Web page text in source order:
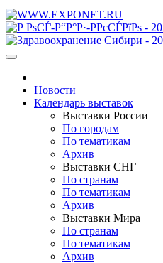
Новости
Календарь выставок
Выставки России
По городам
По тематикам
Архив
Выставки СНГ
По странам
По тематикам
Архив
Выставки Мира
По странам
По тематикам
Архив